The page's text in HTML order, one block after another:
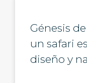
Génesis
un safari
diseño y